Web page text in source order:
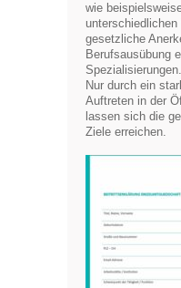
wie
unterschiedlichen
gesetzliche
Berufsausübung
Spezialisierungen.
Nur durch ein
Auftreten in der
lassen sich die
Ziele erreichen.